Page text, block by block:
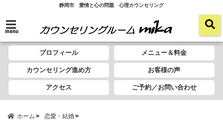
静岡市 愛情と心の問題 心理カウンセリング
menu
プロフィール メニュー＆料金
カウンセリング進め方 お客様の声
アクセス ご予約／お問い合わせ
ホーム 恋愛・結婚